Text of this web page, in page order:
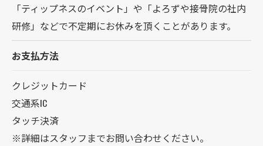
「ティップネスのイベント」や「よろずや接骨院の社内
研修」などで不定期にお休みを頂くことがあります。
お支払方法
クレジットカード
交通系IC
タッチ決済
※詳細はスタッフまでお問い合わせください。